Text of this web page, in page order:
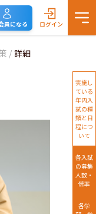
員になる ログイン
/ 詳細
実施し
ている
年内入
試の種
類と日
程につ
いて
各入試
の募集
人数・
倍率
各学